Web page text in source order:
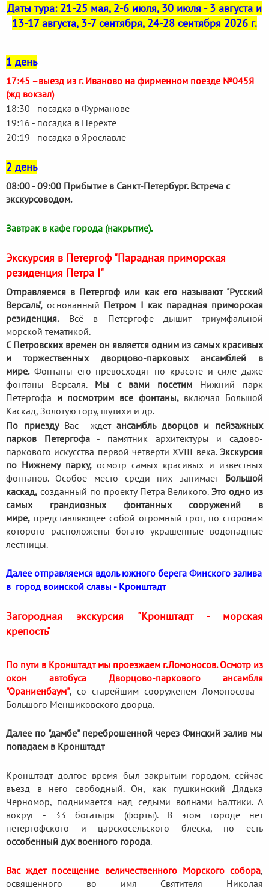
Даты тура: 21-25 мая, 2-6 июля, 30 июля - 3 августа и
13-17 августа, 3-7 сентября, 24-28 сентября 2026 г.
1 день
17:45 –выезд из г. Иваново на фирменном поезде №045Я
(жд вокзал)
18:30 - посадка в Фурманове
19:16 - посадка в Нерехте
20:19 - посадка в Ярославле
2 день
08:00 - 09:00 Прибытие в Санкт-Петербург. Встреча с
экскурсоводом.
Завтрак в кафе города (накрытие).
Экскурсия в Петергоф "Парадная приморская
резиденция Петра I"
Отправляемся в Петергоф или как его называют "Русский
Версаль", основанный Петром I как парадная приморская
резиденция.Всё в Петергофе дышит триумфальной
морской тематикой.
С Петровских времен он является одним из самых красивых
и торжественных дворцово-парковых ансамблей в
мире.Фонтаны его превосходят по красоте и силе даже
фонтаны Версаля. Мы с вами посетим Нижний парк
Петергофа и посмотрим все фонтаны,включая Большой
Каскад, Золотую гору, шутихи и др.
По приездуВас ждетансамбль дворцов и пейзажных
парков Петергофа- памятник архитектуры и садово-
паркового искусства первой четверти XVIII века. Экскурсия
по Нижнему парку,осмотр самых красивых и известных
фонтанов. Особое место среди них занимает Большой
каскад, созданный по проекту Петра Великого.Это одно из
самых грандиозных фонтанных сооружений в
мире, представляющее собой огромный грот, по сторонам
которого расположены богато украшенные водопадные
лестницы.
Далее отправляемся вдоль южного берега Финского залива
в город воинской славы - Кронштадт
Загородная экскурсия "Кронштадт - морская
крепость"
По пути в Кронштадт мы проезжаем г.Ломоносов. Осмотр из
окон автобуса Дворцово-паркового ансамбля
"Ораниенбаум", со старейшим сооруженем Ломоносова -
Большого Меншиковского дворца.
Далее по "дамбе" переброшенной через Финский залив мы
попадаем в Кронштадт
Кронштадт долгое время был закрытым городом, сейчас
въезд в него свободный. Он, как пушкинский Дядька
Черномор, поднимается над седыми волнами Балтики. А
вокруг - 33 богатыря (форты). В этом городе нет
петергофского и царскосельского блеска, но есть
оссобенный дух военного города.
Вас ждет посещение величественного Морского собора,
освященного во имя Святителя Николая